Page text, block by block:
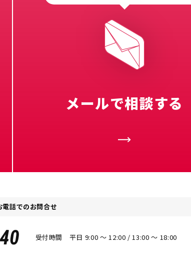
メールで相談する
電話でのお問合せ
受付時間 平日 9:00 〜 12:00 / 13:00 〜 18:00